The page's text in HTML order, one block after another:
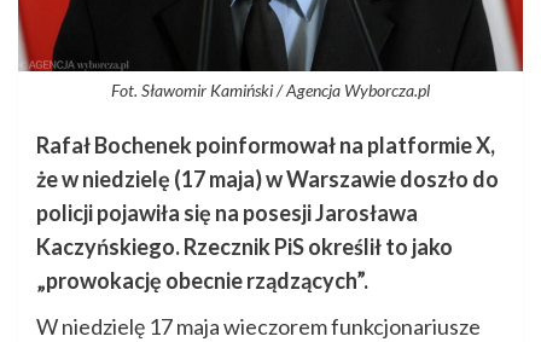
Fot. Sławomir Kamiński / Agencja Wyborcza.pl
Rafał Bochenek poinformował na platformie X,
że w niedzielę (17 maja) w Warszawie doszło do
policji pojawiła się na posesji Jarosława
Kaczyńskiego. Rzecznik PiS określił to jako
„prowokację obecnie rządzących”.
W niedzielę 17 maja wieczorem funkcjonariusze